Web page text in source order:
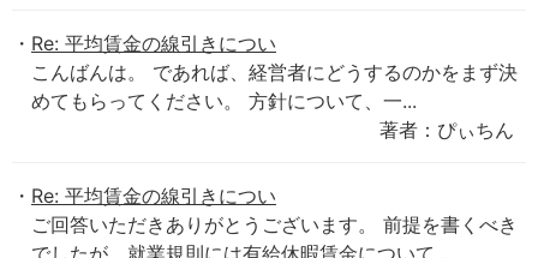
Re: 平均賃金の線引きについ
こんばんは。 であれば、経営者にどうするのかをまず決
めてもらってください。 方針について、一...
著者：ぴぃちん
Re: 平均賃金の線引きについ
ご回答いただきありがとうございます。 前提を書くべき